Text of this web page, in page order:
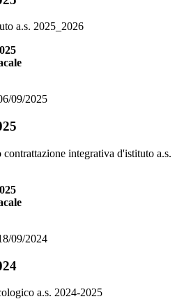
a.s. 2025_2026
09/2025
integrativa d'istituto a.s.
09/2024
a.s. 2024-2025